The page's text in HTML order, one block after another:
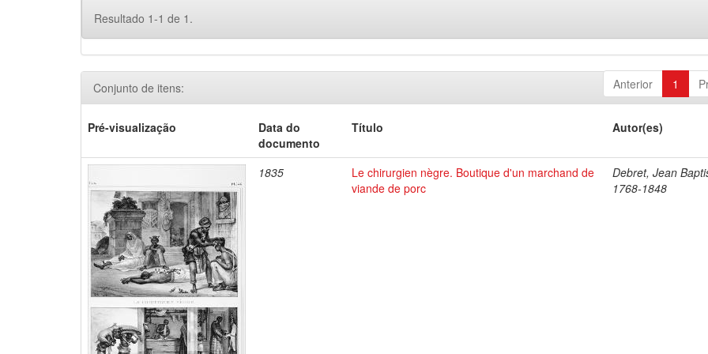
Resultado 1-1 de 1.
Anterior 1
Conjunto de itens:
Pré-visualização
Data do
documento
Título Autor(es)
1835
Le chirurgien nègre. Boutique d'un marchand de
viande de porc
Debret, Jean
1768-1848